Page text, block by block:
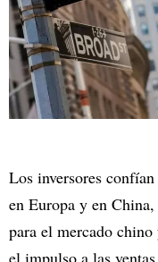
Los inversores
en Europa y en
para el mercado
el impulso a las